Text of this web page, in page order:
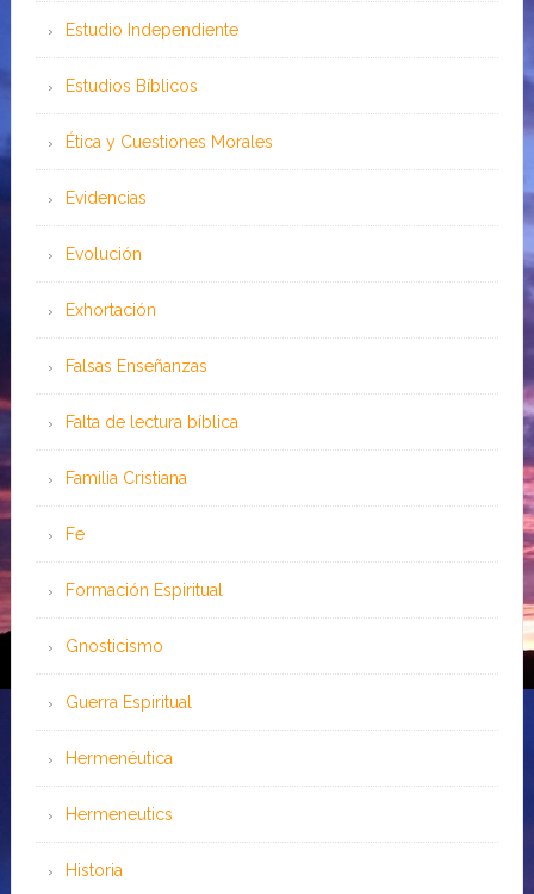
Estudio Independiente
Estudios Bíblicos
Ética y Cuestiones Morales
Evidencias
Evolución
Exhortación
Falsas Enseñanzas
Falta de lectura bíblica
Familia Cristiana
Fe
Formación Espiritual
Gnosticismo
Guerra Espiritual
Hermenéutica
Hermeneutics
Historia